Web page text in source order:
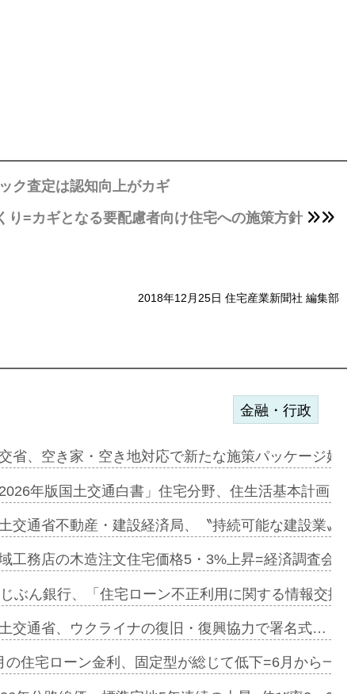
ク査定は認知向上がカギ
り=カギとなる要配慮者向け住宅への施策方針
2018年12月25日 住宅産業新聞社 編集部
ミーレキ…
も城南エ…
合型の賃…
ンカフェ…
業=お互…
コリビング…
る2階建…
金融・行政
省、空き家・空き地対応で新たな施策パッケージ始
年版国土交通白書」住宅分野、住生活基本計画を
交通省不動産・建設経済局、〝持続可能な建設業〟
工務店の木造注文住宅価格5・3%上昇=経済調査会
ぶん銀行、「住宅ローン不正利用に関する情報交換
交通省、ウクライナの復旧・復興協力で署名式…
の住宅ローン金利、固定型が総じて低下=6月から一